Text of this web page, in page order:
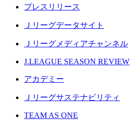
プレスリリース
Ｊリーグデータサイト
Ｊリーグメディアチャンネル
J.LEAGUE SEASON REVIEW
アカデミー
Ｊリーグサステナビリティ
TEAM AS ONE